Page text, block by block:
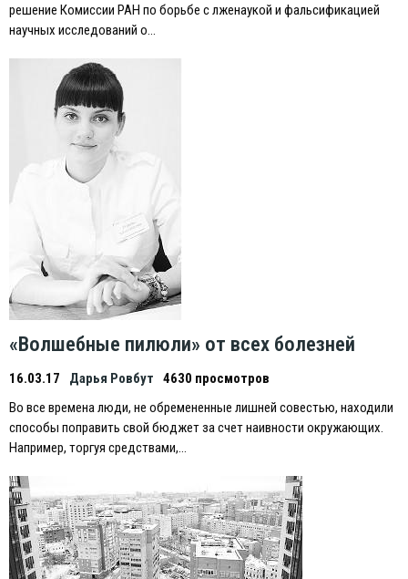
решение Комиссии РАН по борьбе с лженаукой и фальсификацией
научных исследований о…
«Волшебные пилюли» от всех болезней
16.03.17 Дарья Ровбут
4630 просмотров
Во все времена люди, не обремененные лишней совестью, находили
способы поправить свой бюджет за счет наивности окружающих.
Например, торгуя средствами,…